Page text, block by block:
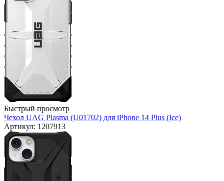
Быстрый просмотр
Чехол UAG Plasma (U01702) для iPhone 14 Plus (Ice)
Артикул: 1207913